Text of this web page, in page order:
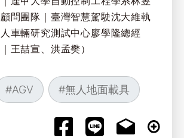
問團隊｜臺灣智慧駕駛沈大維執
車輛研究測試中心廖學隆總經
王喆宣、洪孟樊）
#AGV #無人地面載具